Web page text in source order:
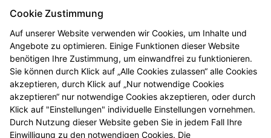
Pharmazeutische Dienstleistungen
Angebote
Produkt des Monats
LINDA Gewinnspiel
LINDA Aktion
LINDA Eigenmarke
Gesundheitsthemen
LINDA Coupons
LINDANI Coupons
Cookie Zustimmung
Auf unserer Website verwenden wir Cookies, um Inhalte und
Angebote zu optimieren. Einige Funktionen dieser Website
benötigen Ihre Zustimmung, um einwandfrei zu funktionieren.
Sie können durch Klick auf „Alle Cookies zulassen“ alle Cookies
akzeptieren, durch Klick auf „Nur notwendige Cookies
akzeptieren“ nur notwendige Cookies akzeptieren, oder durch
Klick auf "Einstellungen" individuelle Einstellungen vornehmen.
Durch Nutzung dieser Website geben Sie in jedem Fall Ihre
Einwilligung zu den notwendigen Cookies. Die